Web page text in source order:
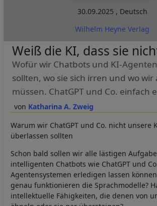
30.09.2025 , Deutsch
Wilhelm Heyne Verlag
Katharina A. Zweig
Weiß die KI, dass sie
Wofür wir Chatbots und KI-
sollten, wo sie sich irren und wo wir
müssen. ChatGPT und Co. einfach
Warum wir ChatGPT und Co. nicht unsere
überlassen sollten
Schon bald sollen wir alle lästigen
intelligenten Chatbots wie ChatGPT und
Agentensystemen erledigen lassen
genau funktionieren die Sprachmodelle?
intellektuelle Fähigkeiten, die denen von